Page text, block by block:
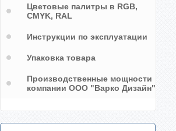
Цветовые палитры в RGB,
CMYK, RAL
Инструкции по эксплуатации
Упаковка товара
Производственные мощности
компании ООО "Варко Дизайн"